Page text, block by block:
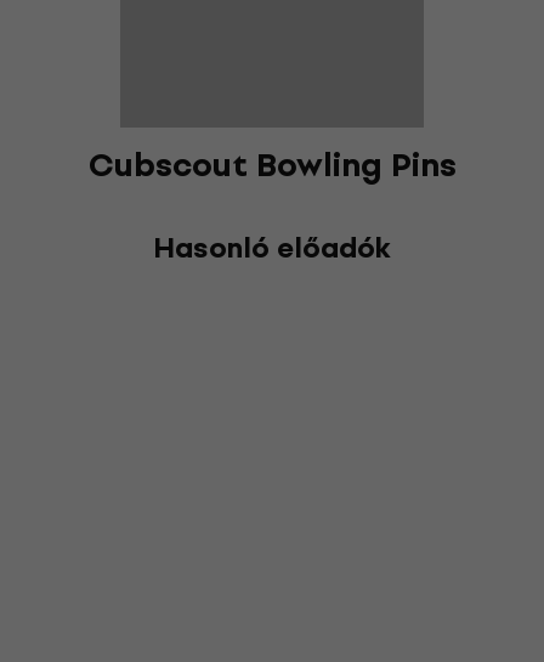
Cubscout Bowling Pins
Hasonló előadók